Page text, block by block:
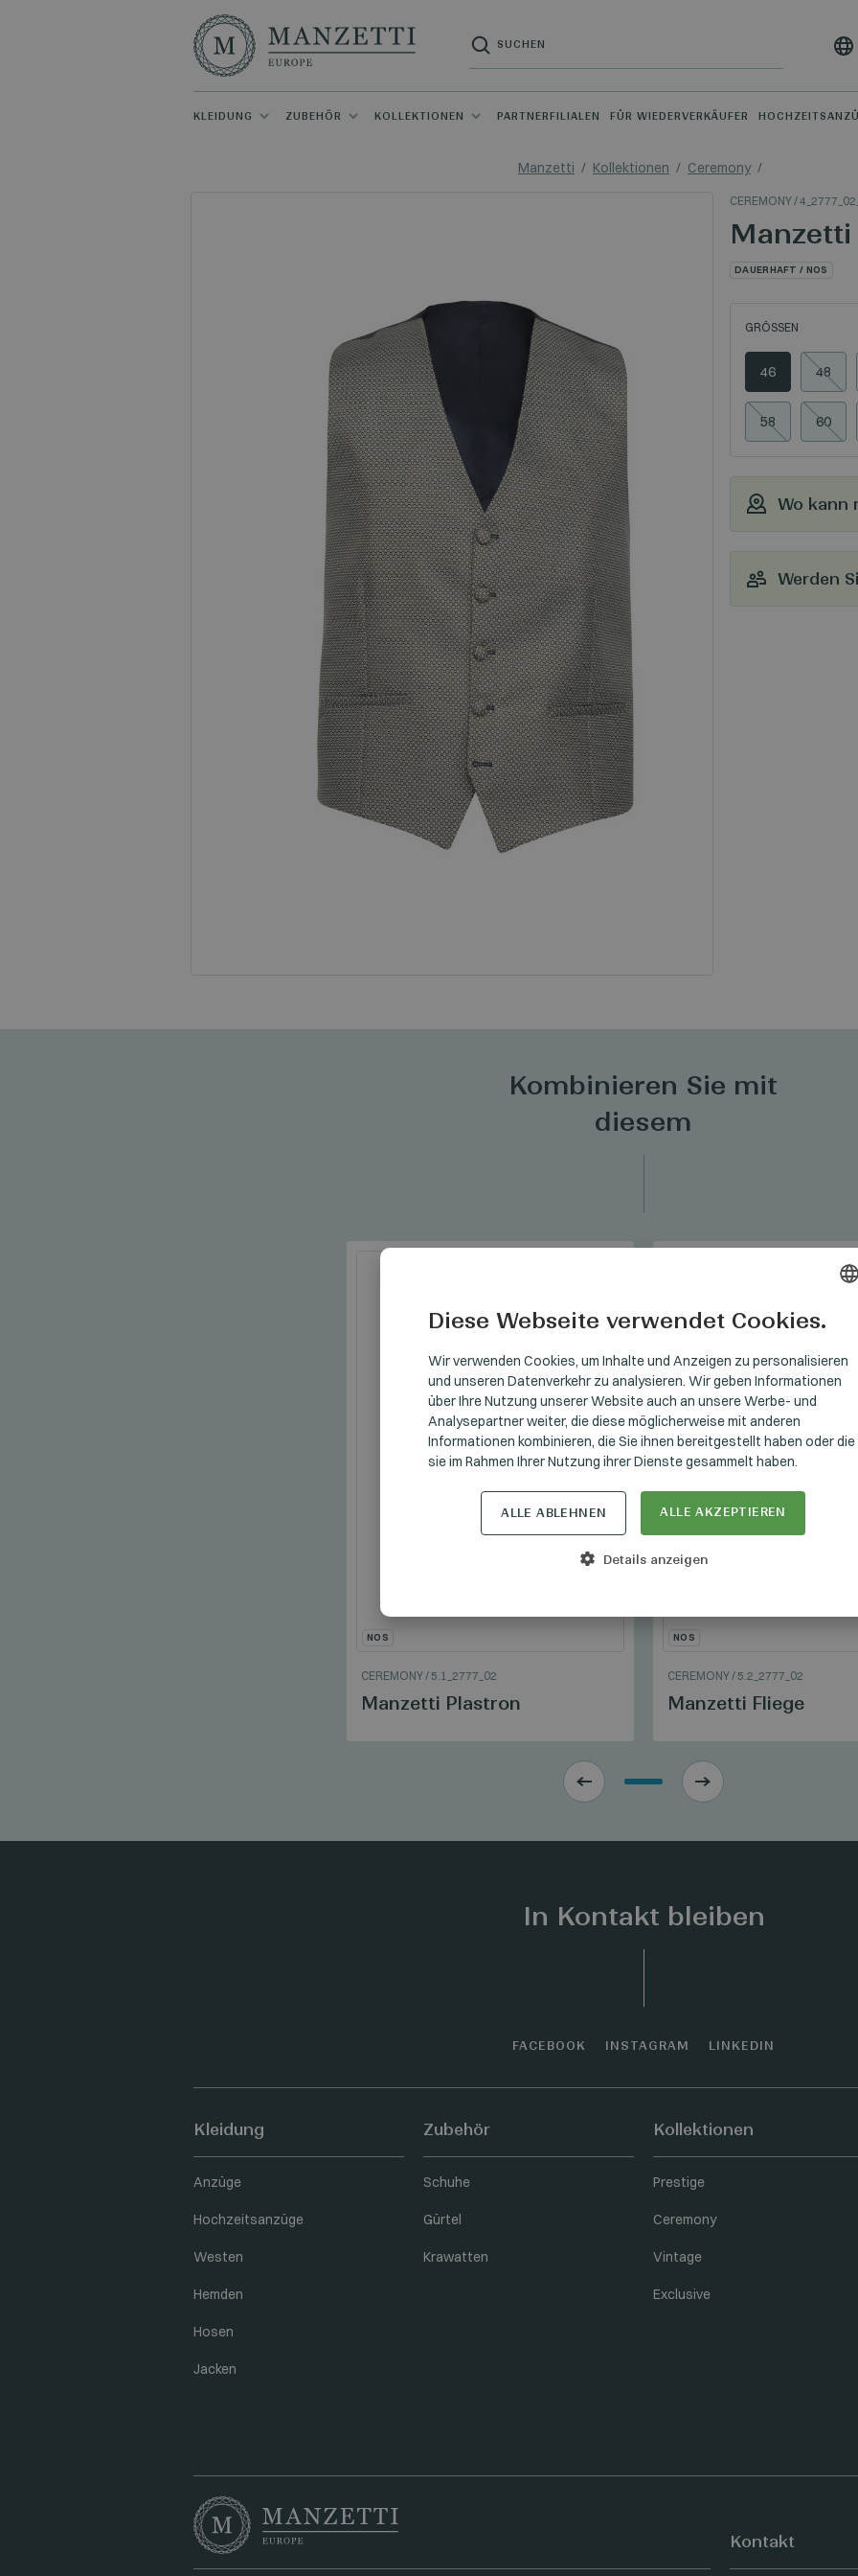
KLEIDUNG ZUBEHÖR KOLLEKTIONEN PARTNERFILIALEN FÜR WIEDERVERKÄUFER
Manzetti Kollektionen Ceremony
CEREMONY/
DAUERHAFT / NOS
GRÖSSEN
46 48
58 60
Wo kann
Werden
Kombinieren Sie mit
diesem
NOS
CEREMONY/ 5.1_2777_02
Manzetti Plastron
NOS
CEREMONY/ 5.2_2777_02
Manzetti Fliege
In Kontakt bleiben
FACEBOOK INSTAGRAM LINKEDIN
Kleidung
Anzüge
Hochzeitsanzüge
Westen
Hemden
Hosen
Jacken
Zubehör
Schuhe
Gürtel
Krawatten
Kollektionen
Prestige
Ceremony
Vintage
Exclusive
Kontakt
GERMAN
ENGLISH
Diese Webseite verwendet Cookies.
Wir verwenden Cookies, um Inhalte und Anzeigen zu personalisieren
und unseren Datenverkehr zu analysieren. Wir geben Informationen
über Ihre Nutzung unserer Website auch an unsere Werbe- und
Analysepartner weiter, die diese möglicherweise mit anderen
Informationen kombinieren, die Sie ihnen bereitgestellt haben oder die
sie im Rahmen Ihrer Nutzung ihrer Dienste gesammelt haben.
ALLE AKZEPTIEREN
ALLE ABLEHNEN
Details anzeigen